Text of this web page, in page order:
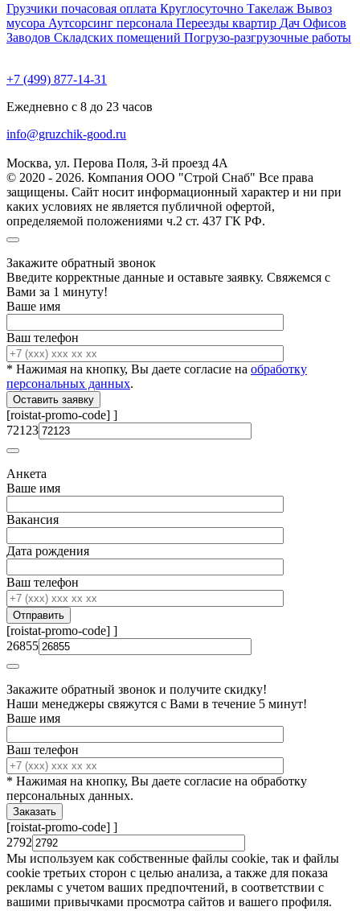
Грузчики почасовая оплата Круглосуточно Такелаж Вывоз
мусора Аутсорсинг персонала Переезды квартир Дач Офисов
Заводов Складских помещений Погрузо-разгрузочные работы
+7 (499) 877-14-31
Ежедневно с 8 до 23 часов
info@gruzchik-good.ru
Москва, ул. Перова Поля, 3-й проезд 4А
© 2020 - 2026. Компания ООО "Строй Снаб" Все права
защищены. Сайт носит информационный характер и ни при
каких условиях не является публичной офертой,
определяемой положениями ч.2 ст. 437 ГК РФ.
Закажите обратный звонок
Введите корректные данные и оставьте заявку. Свяжемся с
Вами за 1 минуту!
Ваше имя
Ваш телефон
* Нажимая на кнопку, Вы даете согласие на обработку
персональных данных.
[roistat-promo-code] ]
72123
Анкета
Ваше имя
Вакансия
Дата рождения
Ваш телефон
[roistat-promo-code] ]
26855
Закажите обратный звонок и получите скидку!
Наши менеджеры свяжутся с Вами в течение 5 минут!
Ваше имя
Ваш телефон
* Нажимая на кнопку, Вы даете согласие на обработку
персональных данных.
[roistat-promo-code] ]
2792
Мы используем как собственные файлы cookie, так и файлы
cookie третьих сторон с целью анализа, а также для показа
рекламы с учетом ваших предпочтений, в соответствии с
вашими привычками просмотра сайтов и вашего профиля.